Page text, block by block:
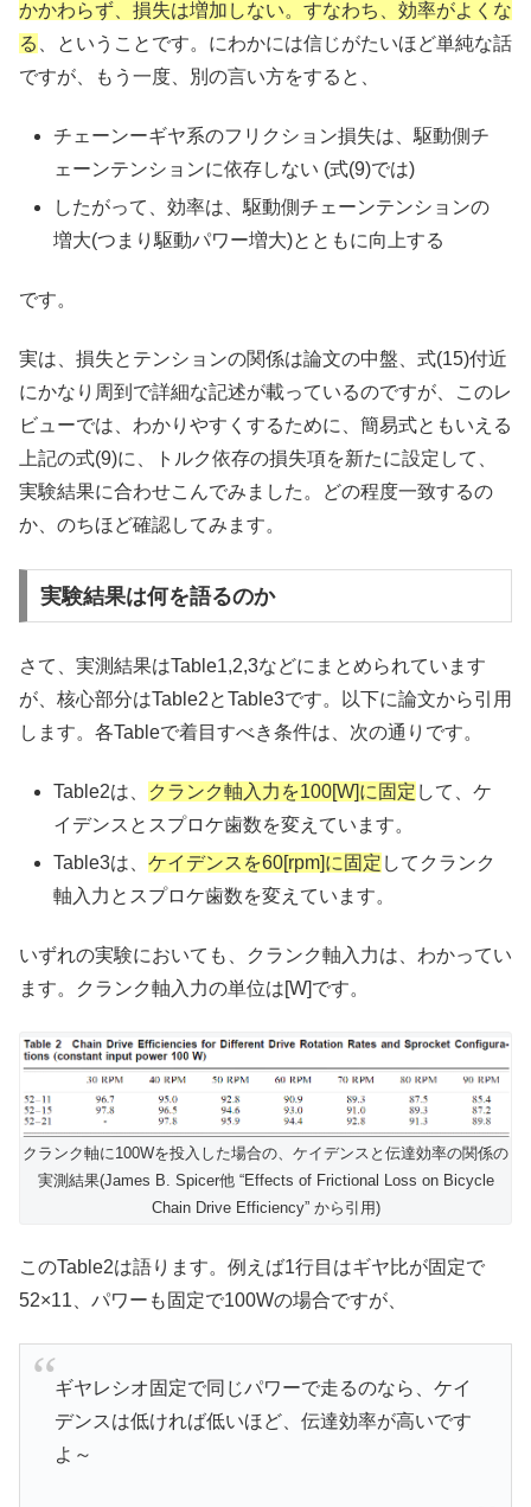
かかわらず、損失は増加しない。すなわち、効率がよくな
る
、ということです。にわかには信じがたいほど単純な話
ですが、もう一度、別の言い方をすると、
チェーンーギヤ系のフリクション損失は、駆動側チ
ェーンテンションに依存しない (式(9)では)
したがって、効率は、駆動側チェーンテンションの
増大(つまり駆動パワー増大)とともに向上する
です。
実は、損失とテンションの関係は論文の中盤、式(15)付近
にかなり周到で詳細な記述が載っているのですが、このレ
ビューでは、わかりやすくするために、簡易式ともいえる
上記の式(9)に、トルク依存の損失項を新たに設定して、
実験結果に合わせこんでみました。どの程度一致するの
か、のちほど確認してみます。
実験結果は何を語るのか
さて、実測結果はTable1,2,3などにまとめられています
が、核心部分はTable2とTable3です。以下に論文から引用
します。各Tableで着目すべき条件は、次の通りです。
Table2は、 クランク軸入力を100[W]に固定 して、ケ
イデンスとスプロケ歯数を変えています。
Table3は、ケイデンスを60[rpm]に固定 してクランク
軸入力とスプロケ歯数を変えています。
いずれの実験においても、クランク軸入力は、わかってい
ます。クランク軸入力の単位は[W]です。
クランク軸に100Wを投入した場合の、ケイデンスと伝達効率の関係の
実測結果(James B. Spicer他 “Effects of Frictional Loss on Bicycle
Chain Drive Efficiency” から引用)
このTable2は語ります。例えば1行目はギヤ比が固定で
52×11、パワーも固定で100Wの場合ですが、
ギヤレシオ固定で同じパワーで走るのなら、ケイ
デンスは低ければ低いほど、伝達効率が高いです
よ～